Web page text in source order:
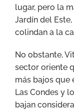
lugar, pero la
Jardín del
colindan a la
No obstante,
sector oriente
más bajos que
Las Condes y
bajan